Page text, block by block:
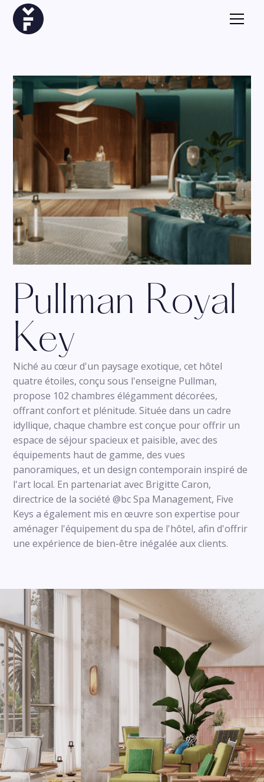
Pullman Royal
Key
Niché au cœur d'un paysage exotique, cet hôtel
quatre étoiles, conçu sous l'enseigne Pullman,
propose 102 chambres élégamment décorées,
offrant confort et plénitude. Située dans un cadre
idyllique, chaque chambre est conçue pour offrir un
espace de séjour spacieux et paisible, avec des
équipements haut de gamme, des vues
panoramiques, et un design contemporain inspiré de
l'art local. En partenariat avec Brigitte Caron,
directrice de la société @bc Spa Management, Five
Keys a également mis en œuvre son expertise pour
aménager l'équipement du spa de l'hôtel, afin d'offrir
une expérience de bien-être inégalée aux clients.